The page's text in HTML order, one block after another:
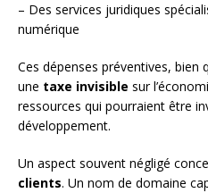
– Des services juridiques
numérique
Ces dépenses préventives, bien
une taxe invisible sur
ressources qui pourraient être
développement.
Un aspect souvent négligé
clients. Un nom de domaine